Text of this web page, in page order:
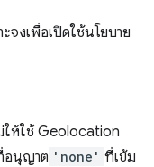
จงเพื่อเปิดใช้นโยบาย
ให้ใช้ Geolocation
อนุญาต 'none' ที่เข้ม